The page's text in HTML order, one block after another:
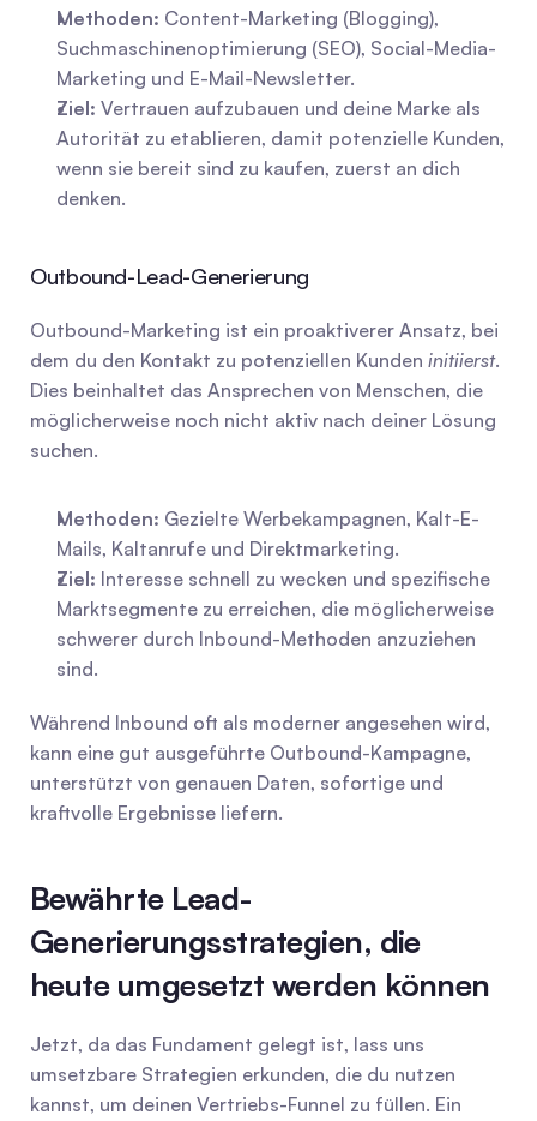
Methoden: Content-Marketing (Blogging),
Suchmaschinenoptimierung (SEO), Social-Media-
Marketing und E-Mail-Newsletter.
Ziel: Vertrauen aufzubauen und deine Marke als
Autorität zu etablieren, damit potenzielle Kunden,
wenn sie bereit sind zu kaufen, zuerst an dich
denken.
Outbound-Lead-Generierung
Outbound-Marketing ist ein proaktiverer Ansatz, bei
dem du den Kontakt zu potenziellen Kunden initiierst.
Dies beinhaltet das Ansprechen von Menschen, die
möglicherweise noch nicht aktiv nach deiner Lösung
suchen.
Methoden: Gezielte Werbekampagnen, Kalt-E-
Mails, Kaltanrufe und Direktmarketing.
Ziel: Interesse schnell zu wecken und spezifische
Marktsegmente zu erreichen, die möglicherweise
schwerer durch Inbound-Methoden anzuziehen
sind.
Während Inbound oft als moderner angesehen wird,
kann eine gut ausgeführte Outbound-Kampagne,
unterstützt von genauen Daten, sofortige und
kraftvolle Ergebnisse liefern.
Bewährte Lead-
Generierungsstrategien, die
heute umgesetzt werden können
Jetzt, da das Fundament gelegt ist, lass uns
umsetzbare Strategien erkunden, die du nutzen
kannst, um deinen Vertriebs-Funnel zu füllen. Ein